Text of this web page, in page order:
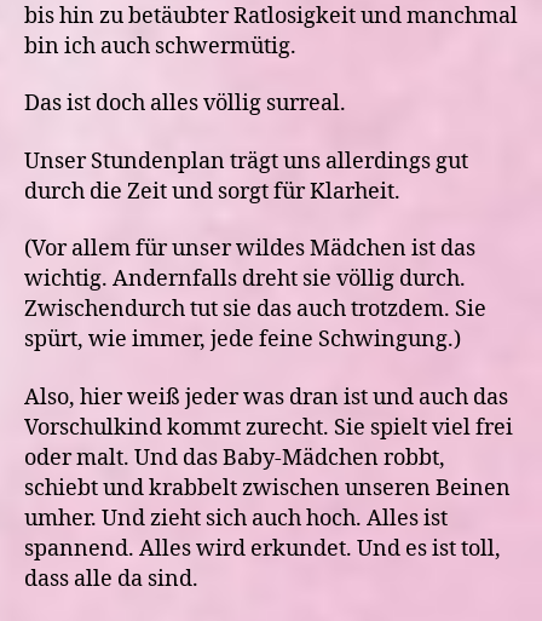
bis hin zu betäubter Ratlosigkeit und manchmal
bin ich auch schwermütig.
Das ist doch alles völlig surreal.
Unser Stundenplan trägt uns allerdings gut
durch die Zeit und sorgt für Klarheit.
(Vor allem für unser wildes Mädchen ist das
wichtig. Andernfalls dreht sie völlig durch.
Zwischendurch tut sie das auch trotzdem. Sie
spürt, wie immer, jede feine Schwingung.)
Also, hier weiß jeder was dran ist und auch das
Vorschulkind kommt zurecht. Sie spielt viel frei
oder malt. Und das Baby-Mädchen robbt,
schiebt und krabbelt zwischen unseren Beinen
umher. Und zieht sich auch hoch. Alles ist
spannend. Alles wird erkundet. Und es ist toll,
dass alle da sind.